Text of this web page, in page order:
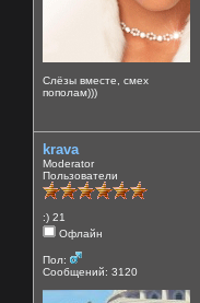
Слёзы вместе, смех
пополам)))
krava
Moderator
Пользователи
:) 21
Офлайн
Пол:
Сообщений: 3120